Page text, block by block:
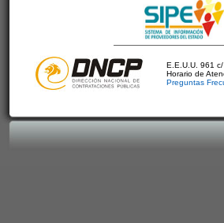
E.E.U.U. 961
Horario de
Preguntas